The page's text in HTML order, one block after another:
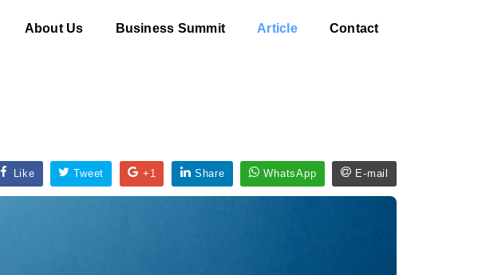
About Us Business Summit Article Contact
Like Tweet +1 Share WhatsApp E-mail